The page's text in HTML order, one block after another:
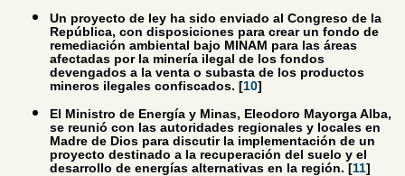
Un proyecto de ley ha sido enviado al Congreso de la
República, con disposiciones para crear un fondo de
remediación ambiental bajo MINAM para las áreas
afectadas por la minería ilegal de los fondos
devengados a la venta o subasta de los productos
mineros ilegales confiscados. [10]
El Ministro de Energía y Minas, Eleodoro Mayorga Alba,
se reunió con las autoridades regionales y locales en
Madre de Dios para discutir la implementación de un
proyecto destinado a la recuperación del suelo y el
desarrollo de energías alternativas en la región. [11]